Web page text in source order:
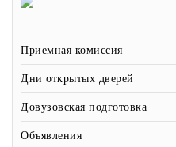
Приемная комиссия
Дни открытых дверей
Довузовская подготовка
Объявления